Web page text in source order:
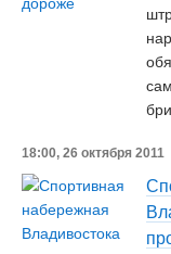
18:00, 26 октября 2011